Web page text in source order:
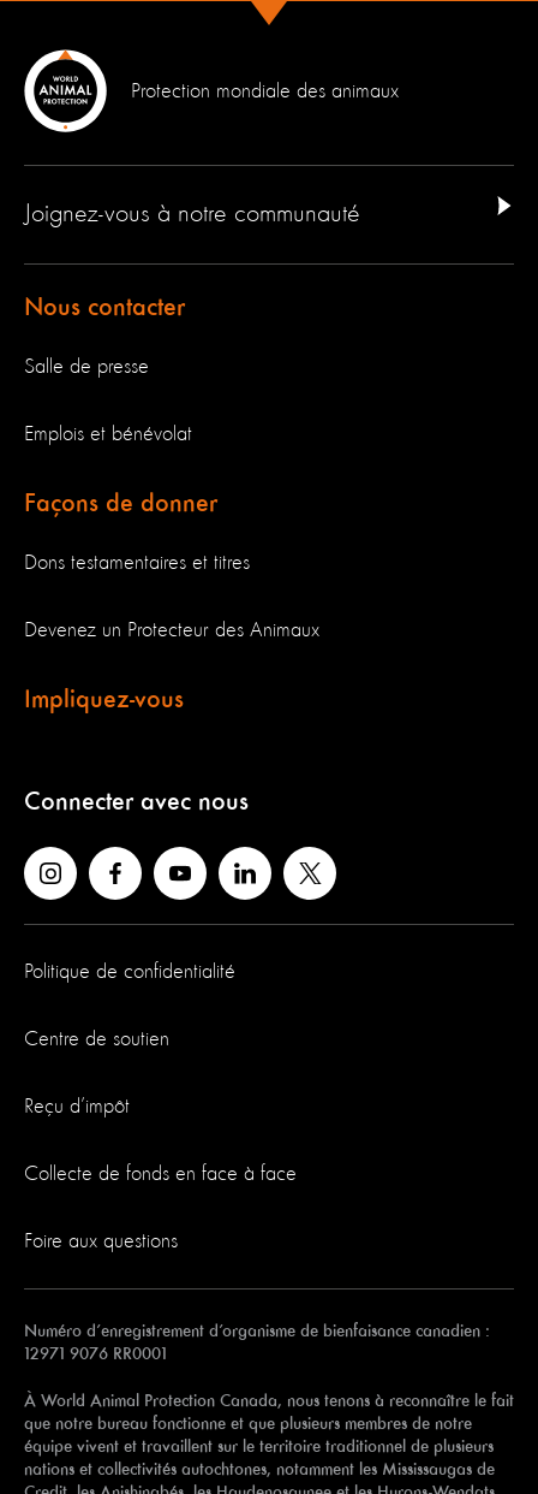
Protection mondiale des animaux
Joignez-vous à notre communauté
Nous contacter
Salle de presse
Emplois et bénévolat
Façons de donner
Dons testamentaires et titres
Devenez un Protecteur des Animaux
Impliquez-vous
Connecter avec nous
Politique de confidentialité
Centre de soutien
Reçu d’impôt
Collecte de fonds en face à face
Foire aux questions
Numéro d’enregistrement d’organisme de bienfaisance canadien :
12971 9076 RR0001
À World Animal Protection Canada, nous tenons à reconnaître le fait
que notre bureau fonctionne et que plusieurs membres de notre
équipe vivent et travaillent sur le territoire traditionnel de plusieurs
nations et collectivités autochtones, notamment les Mississaugas de